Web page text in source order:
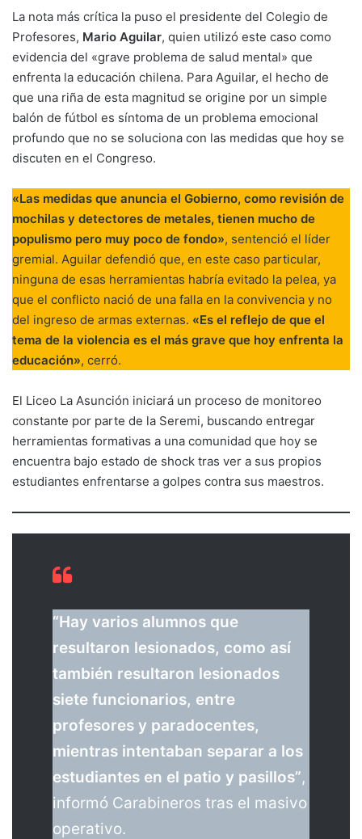
La nota más crítica la puso el presidente del Colegio de
Profesores, Mario Aguilar, quien utilizó este caso como
evidencia del «grave problema de salud mental» que
enfrenta la educación chilena. Para Aguilar, el hecho de
que una riña de esta magnitud se origine por un simple
balón de fútbol es síntoma de un problema emocional
profundo que no se soluciona con las medidas que hoy se
discuten en el Congreso.
«Las medidas que anuncia el Gobierno, como revisión de
mochilas y detectores de metales, tienen mucho de
populismo pero muy poco de fondo», sentenció el líder
gremial. Aguilar defendió que, en este caso particular,
ninguna de esas herramientas habría evitado la pelea, ya
que el conflicto nació de una falla en la convivencia y no
del ingreso de armas externas. «Es el reflejo de que el
tema de la violencia es el más grave que hoy enfrenta la
educación», cerró.
El Liceo La Asunción iniciará un proceso de monitoreo
constante por parte de la Seremi, buscando entregar
herramientas formativas a una comunidad que hoy se
encuentra bajo estado de shock tras ver a sus propios
estudiantes enfrentarse a golpes contra sus maestros.
“Hay varios alumnos que
resultaron lesionados, como así
también resultaron lesionados
siete funcionarios, entre
profesores y paradocentes,
mientras intentaban separar a los
estudiantes en el patio y pasillos”,
informó Carabineros tras el masivo
operativo.